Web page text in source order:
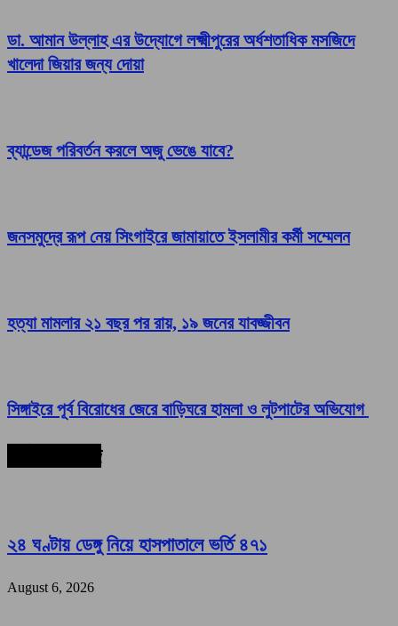
ডা. আমান উল্লাহ এর উদ্যোগে লক্ষ্মীপুরের অর্ধশতাধিক মসজিদে
খালেদা জিয়ার জন্য দোয়া
ব্যান্ডেজ পরিবর্তন করলে অজু ভেঙে যাবে?
জনসমুদ্রে রূপ নেয় সিংগাইরে জামায়াতে ইসলামীর কর্মী সম্মেলন
হত্যা মামলার ২১ বছর পর রায়, ১৯ জনের যাবজ্জীবন
সিঙ্গাইরে পূর্ব বিরোধের জেরে বাড়িঘরে হামলা ও লুটপাটের অভিযোগ
২৪ ঘণ্টায় ডেঙ্গু নিয়ে হাসপাতালে ভর্তি ৪৭১
August 6, 2026